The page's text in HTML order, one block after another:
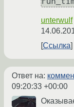
unterwulf
Ссылка
Ответ на:
09:20:33 +00:00